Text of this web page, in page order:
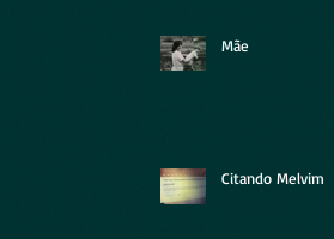
Mãe
Citando Melvim